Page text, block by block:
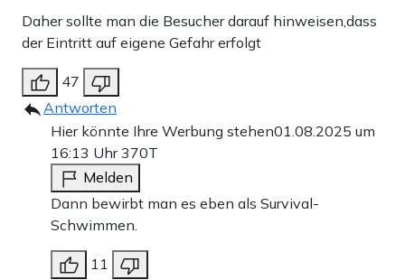
Daher sollte man die Besucher darauf hinweisen,dass
der Eintritt auf eigene Gefahr erfolgt
47
Antworten
Hier könnte Ihre Werbung stehen01.08.2025 um
16:13 Uhr370T
Melden
Dann bewirbt man es eben als Survival-
Schwimmen.
11